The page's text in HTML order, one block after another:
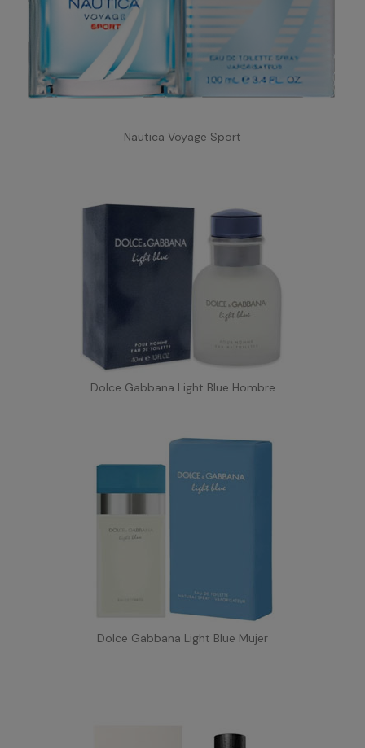
Nautica Voyage Sport
Dolce Gabbana Light Blue Hombre
Dolce Gabbana Light Blue Mujer